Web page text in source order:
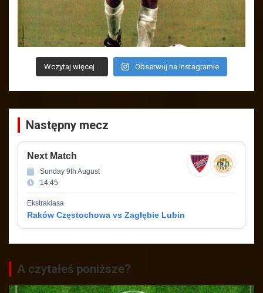
Wczytaj więcej... Obserwuj na Instagramie
Następny mecz
Next Match
Sunday 9th August
14:45
Ekstraklasa
Raków Częstochowa vs Zagłębie Lubin
A czytałeś poniższe?